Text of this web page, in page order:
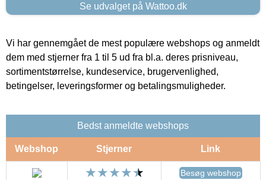
Se udvalget på Wattoo.dk
Vi har gennemgået de mest populære webshops og anmeldt
dem med stjerner fra 1 til 5 ud fra bl.a. deres prisniveau,
sortimentstørrelse, kundeservice, brugervenlighed,
betingelser, leveringsformer og betalingsmuligheder.
Bedst anmeldte webshops
Webshop Stjerner Link
Besøg webshop